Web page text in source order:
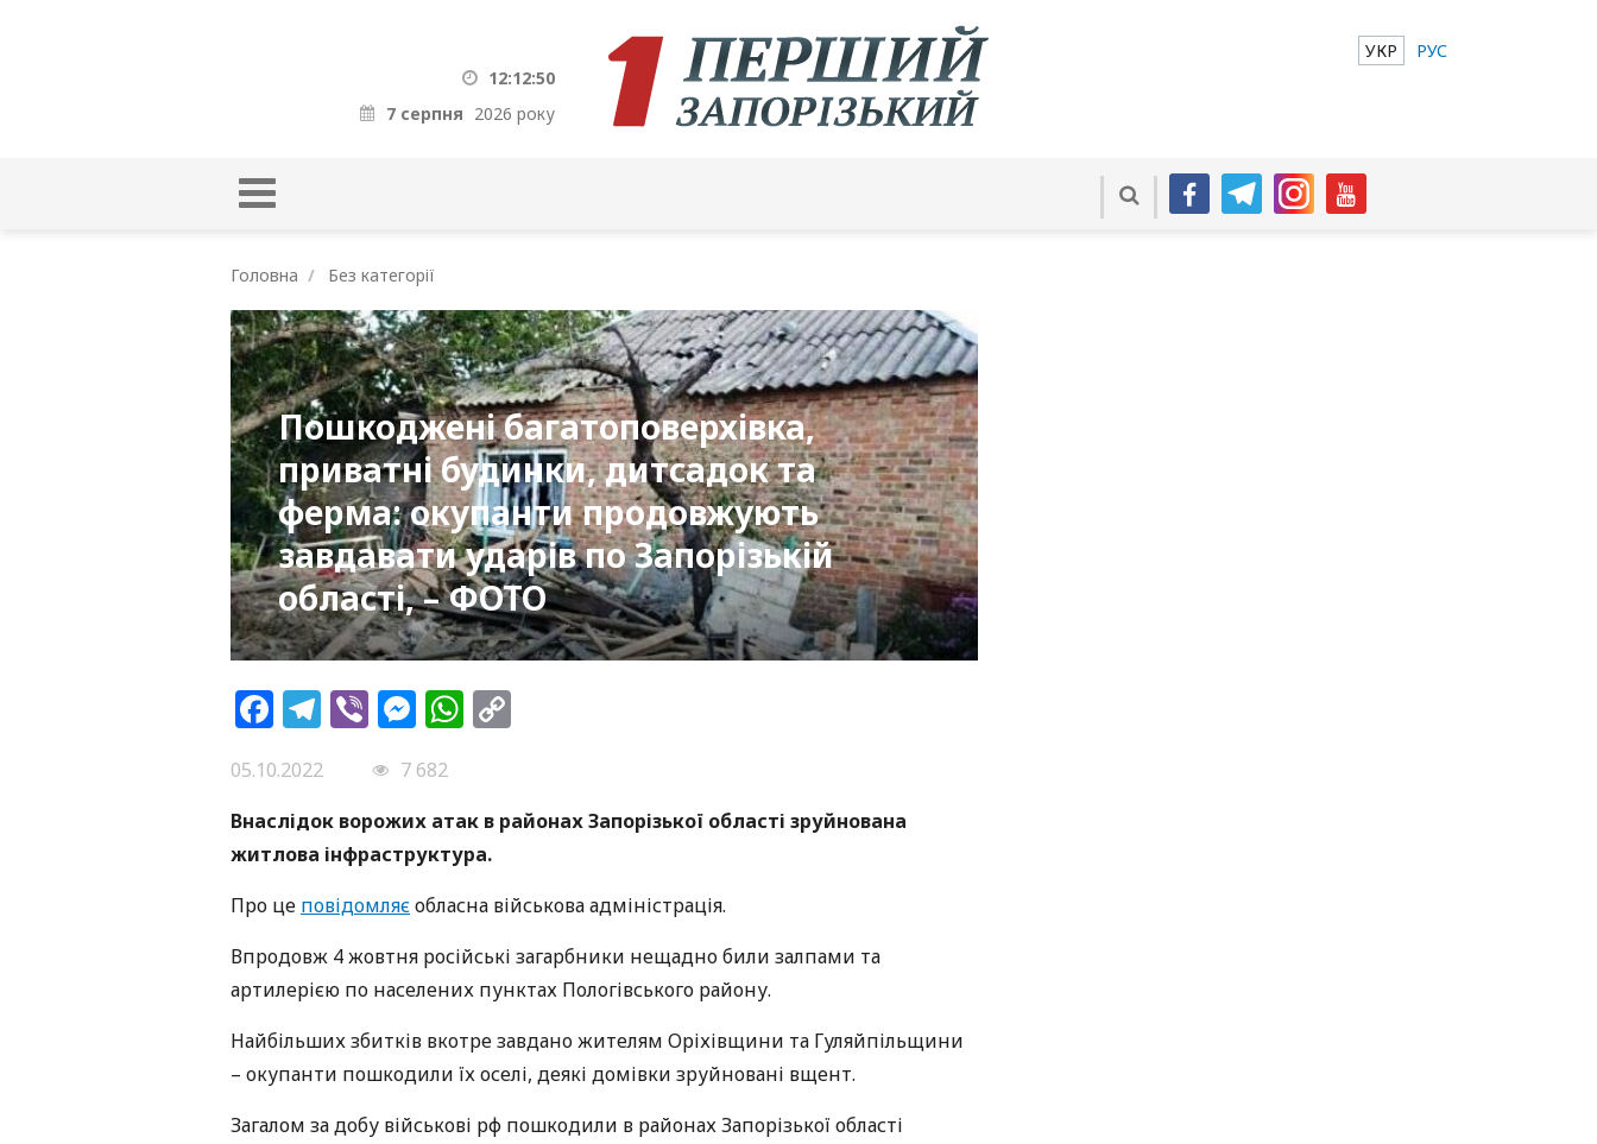
12:12:51
7 серпня 2026 року
УКР РУС
Головна Без категорії
Пошкоджені багатоповерхівка,
приватні будинки, дитсадок та
ферма: окупанти продовжують
завдавати ударів по Запорізькій
області, – ФОТО
Facebook
Telegram
ViberMessenger
WhatsApp
05.10.2022
7 682
Внаслідок ворожих атак в районах Запорізької області зруйнована
житлова інфраструктура.
Про це повідомляєобласна військова адміністрація.
Впродовж 4 жовтня російські загарбники нещадно били залпами та
артилерією по населених пунктах Пологівського району.
Найбільших збитків вкотре завдано жителям Оріхівщини та Гуляйпільщини
– окупанти пошкодили їх оселі, деякі домівки зруйновані вщент.
Загалом за добу військові рф пошкодили в районах Запорізької області